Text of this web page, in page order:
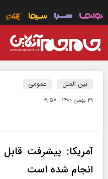
بین الملل عمومی
۲۹ بهمن ۱۴۰۰ - ۰۹:۵۷
آمریکا: پیشرفت
انجام شده است